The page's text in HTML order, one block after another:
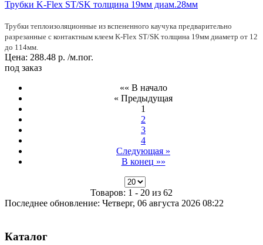
Трубки K-Flex ST/SK толщина 19мм диам.28мм
Трубки теплоизоляционные из вспененного каучука предварительно
разрезанные с контактным клеем K-Flex ST/SK толщина 19мм диаметр от 12
до 114мм.
Цена: 288.48 р. /м.пог.
под заказ
«« В начало
« Предыдущая
1
2
3
4
Следующая »
В конец »»
Товаров: 1 - 20 из 62
Последнее обновление: Четверг, 06 августа 2026 08:22
Каталог